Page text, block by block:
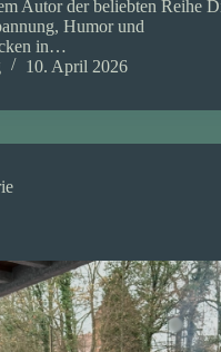
Autor der beliebten Reihe
Humor und
in…
10. April 2026